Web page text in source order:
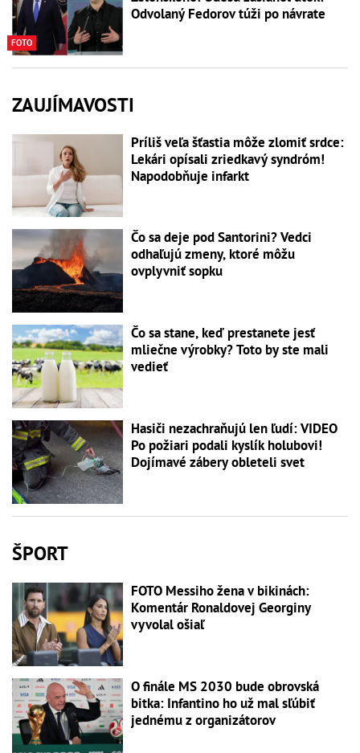
FOTO
Odvolaný Fedorov túži po návrate
ZAUJÍMAVOSTI
Príliš veľa šťastia môže zlomiť srdce:
Lekári opísali zriedkavý syndróm!
Napodobňuje infarkt
Čo sa deje pod Santorini? Vedci
odhaľujú zmeny, ktoré môžu
ovplyvniť sopku
Čo sa stane, keď prestanete jesť
mliečne výrobky? Toto by ste mali
vedieť
Hasiči nezachraňujú len ľudí: VIDEO
Po požiari podali kyslík holubovi!
Dojímavé zábery obleteli svet
ŠPORT
FOTO Messiho žena v bikinách:
Komentár Ronaldovej Georginy
vyvolal ošiaľ
O finále MS 2030 bude obrovská
bitka: Infantino ho už mal sľúbiť
jednému z organizátorov